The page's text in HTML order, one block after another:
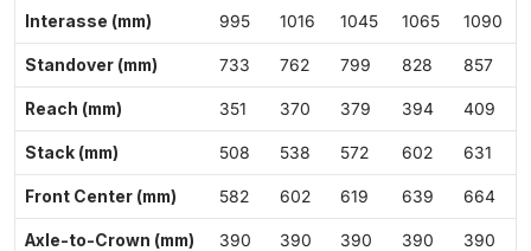
Interasse (mm) 995 1016 1045 1065 1090
Standover (mm) 733 762 799 828 857
Reach (mm) 351 370 379 394 409
Stack (mm) 508 538 572 602 631
Front Center (mm) 582 602 619 639 664
Axle-to-Crown (mm) 390 390 390 390 390